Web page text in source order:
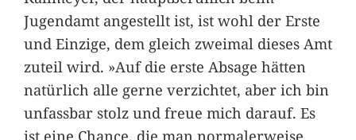
Jugendamt angestellt ist, ist wohl der Erste
und Einzige, dem gleich zweimal dieses Amt
zuteil wird. »Auf die erste Absage hätten
natürlich alle gerne verzichtet, aber ich bin
unfassbar stolz und freue mich darauf. Es
ist eine Chance, die man normalerweise